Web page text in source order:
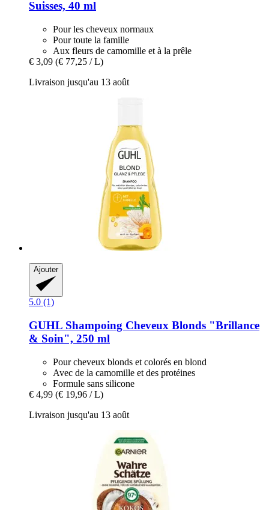
Suisses, 40 ml
Pour les cheveux normaux
Pour toute la famille
Aux fleurs de camomille et à la prêle
€ 3,09 (€ 77,25 / L)
Livraison jusqu'au 13 août
Ajouter
5.0 (1)
GUHL Shampoing Cheveux Blonds "Brillance
& Soin", 250 ml
Pour cheveux blonds et colorés en blond
Avec de la camomille et des protéines
Formule sans silicone
€ 4,99 (€ 19,96 / L)
Livraison jusqu'au 13 août